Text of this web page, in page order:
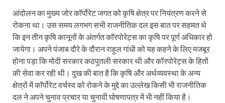
आंदोलन का मुख्य जोर कॉर्पोरेट जगत को कृषि क्षेत्र पर नियंत्रण करने से
रोकना था। उस समय लगभग सभी राजनीतिक दल इस बात पर सहमत थे
कि इन तीन कृषि कानूनों के अंतर्गत कॉरपोरेट्स का कृषि पर पूर्ण अधिकार हो
जायेगा। अपने पंजाब दौरे के दौरान राहुल गांधी को यह कहने के लिए मजबूर
होना पड़ा कि मोदी सरकार कठपुतली सरकार थी और कॉरपोरेट्स के हितों
की सेवा कर रही थी। दुख की बात है कि कृषि और अर्थव्यवस्था के अन्य
क्षेत्रों में कॉर्पोरेट वर्चस्व को रोकने के मुद्दे का उल्लेख किसी भी राजनीतिक
दल ने अपने चुनाव प्रचार या चुनावी घोषणापत्र में भी नहीं किया है।